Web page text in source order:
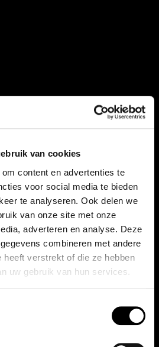
van cookies
content en advertenties te
voor social media te bieden
te analyseren. Ook delen we
van onze site met onze
adverteren en analyse. Deze
combineren met andere
heeft verstrekt of die ze hebben
uw gebruik van hun services.